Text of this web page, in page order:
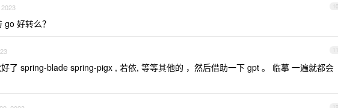
10
好转么？
11
了 spring-blade spring-pigx , 若依, 等等其他的 ，然后借助一下 gpt 。 临摹 一遍就都会